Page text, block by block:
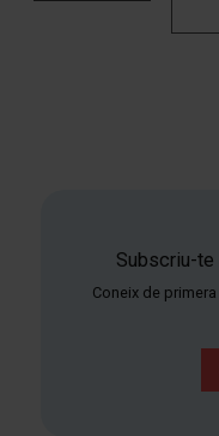
Subscriu-te
Coneix de